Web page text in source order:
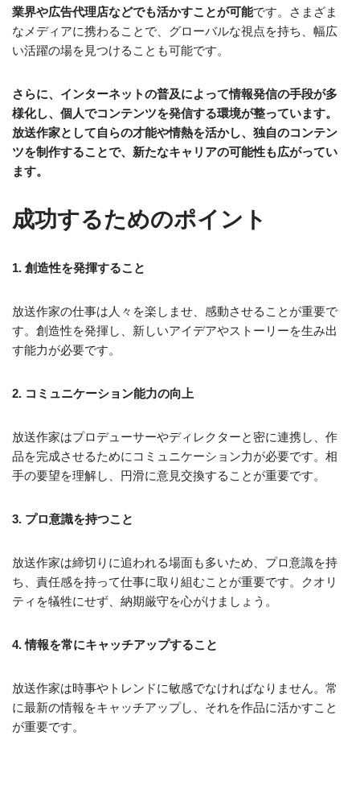
業界や広告代理店などでも活かすことが可能です。さまざま
なメディアに携わることで、グローバルな視点を持ち、幅広
い活躍の場を見つけることも可能です。
さらに、インターネットの普及によって情報発信の手段が多
様化し、個人でコンテンツを発信する環境が整っています。
放送作家として自らの才能や情熱を活かし、独自のコンテン
ツを制作することで、新たなキャリアの可能性も広がってい
ます。
成功するためのポイント
1. 創造性を発揮すること
放送作家の仕事は人々を楽しませ、感動させることが重要で
す。創造性を発揮し、新しいアイデアやストーリーを生み出
す能力が必要です。
2. コミュニケーション能力の向上
放送作家はプロデューサーやディレクターと密に連携し、作
品を完成させるためにコミュニケーション力が必要です。相
手の要望を理解し、円滑に意見交換することが重要です。
3. プロ意識を持つこと
放送作家は締切りに追われる場面も多いため、プロ意識を持
ち、責任感を持って仕事に取り組むことが重要です。クオリ
ティを犠牲にせず、納期厳守を心がけましょう。
4. 情報を常にキャッチアップすること
放送作家は時事やトレンドに敏感でなければなりません。常
に最新の情報をキャッチアップし、それを作品に活かすこと
が重要です。